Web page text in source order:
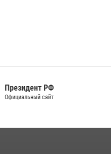
Президент РФ
Официальный сайт